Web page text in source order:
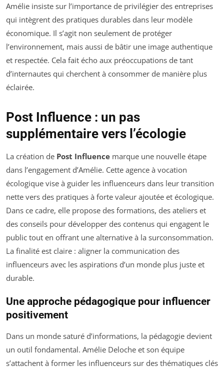
Amélie insiste sur l’importance de privilégier des entreprises
qui intègrent des pratiques durables dans leur modèle
économique. Il s’agit non seulement de protéger
l’environnement, mais aussi de bâtir une image authentique
et respectée. Cela fait écho aux préoccupations de tant
d’internautes qui cherchent à consommer de manière plus
éclairée.
Post Influence : un pas
supplémentaire vers l’écologie
La création de Post Influence marque une nouvelle étape
dans l’engagement d’Amélie. Cette agence à vocation
écologique vise à guider les influenceurs dans leur transition
nette vers des pratiques à forte valeur ajoutée et écologique.
Dans ce cadre, elle propose des formations, des ateliers et
des conseils pour développer des contenus qui engagent le
public tout en offrant une alternative à la surconsommation.
La finalité est claire : aligner la communication des
influenceurs avec les aspirations d’un monde plus juste et
durable.
Une approche pédagogique pour influencer
positivement
Dans un monde saturé d’informations, la pédagogie devient
un outil fondamental. Amélie Deloche et son équipe
s’attachent à former les influenceurs sur des thématiques clés